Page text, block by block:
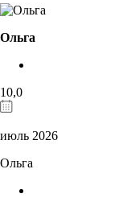
Ольга
10,0
июль 2026
Ольга